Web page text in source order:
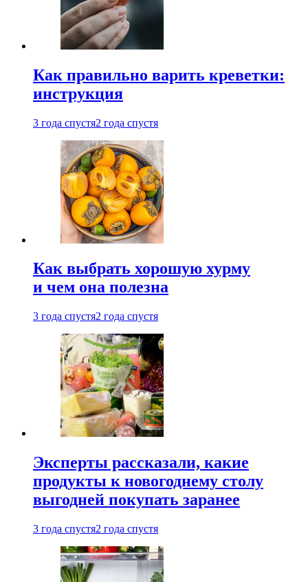
Как правильно варить креветки:
инструкция
3 года спустя2 года спустя
Как выбрать хорошую хурму
и чем она полезна
3 года спустя2 года спустя
Эксперты рассказали, какие
продукты к новогоднему столу
выгодней покупать заранее
3 года спустя2 года спустя